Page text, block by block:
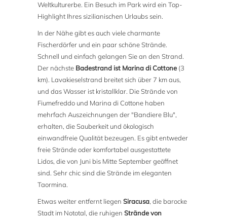
Weltkulturerbe. Ein Besuch im Park wird ein Top-
Highlight Ihres sizilianischen Urlaubs sein.
In der Nähe gibt es auch viele charmante
Fischerdörfer und ein paar schöne Strände.
Schnell und einfach gelangen Sie an den Strand.
Der nächste Badestrand ist Marina di Cottone (3
km). Lavakieselstrand breitet sich über 7 km aus,
und das Wasser ist kristallklar. Die Strände von
Fiumefreddo und Marina di Cottone haben
mehrfach Auszeichnungen der "Bandiere Blu",
erhalten, die Sauberkeit und ökologisch
einwandfreie Qualität bezeugen. Es gibt entweder
freie Strände oder komfortabel ausgestattete
Lidos, die von Juni bis Mitte September geöffnet
sind. Sehr chic sind die Strände im eleganten
Taormina.
Etwas weiter entfernt liegenSiracusa, die barocke
Stadt im Nototal, die ruhigenStrände von